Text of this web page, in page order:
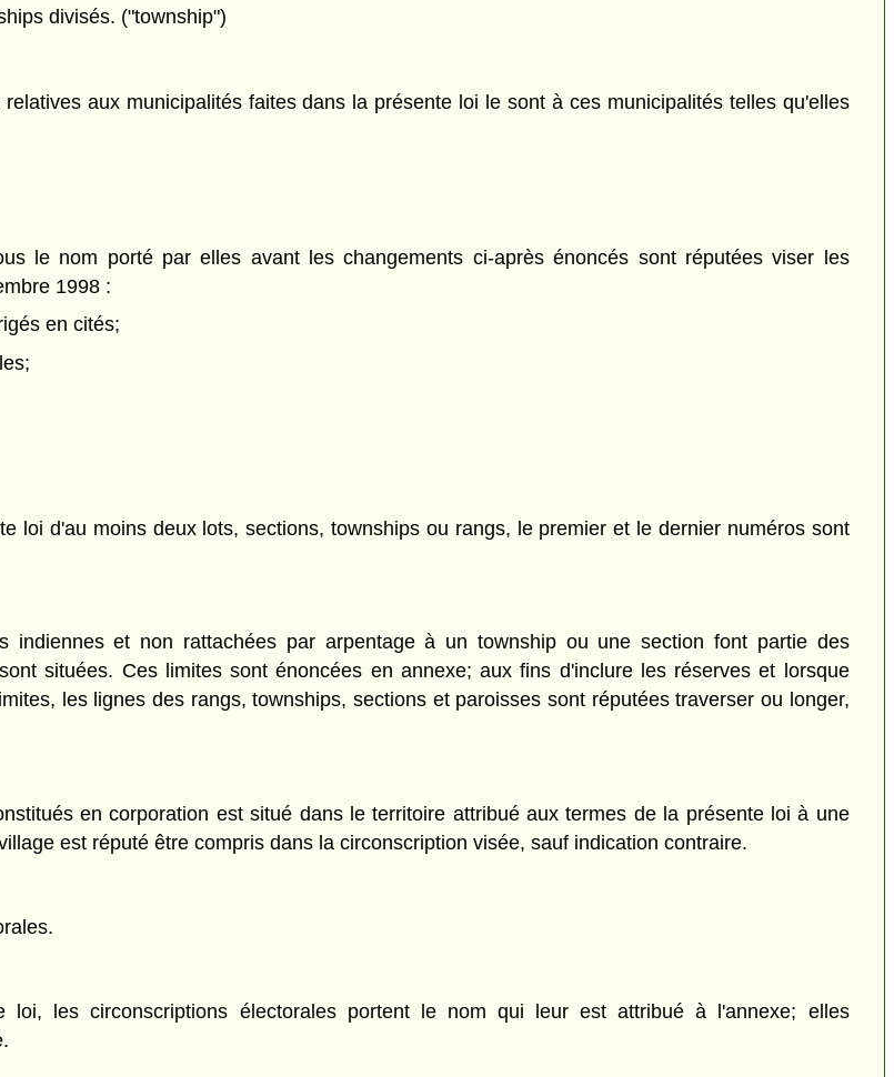
divisés. ("township")
aux municipalités faites dans la présente loi le sont à ces municipalités telles qu'elles
le nom porté par elles avant les changements ci-après énoncés sont réputées viser les
1998 :
en cités;
loi d'au moins deux lots, sections, townships ou rangs, le premier et le dernier numéros sont
indiennes et non rattachées par arpentage à un township ou une section font partie des
situées. Ces limites sont énoncées en annexe; aux fins d'inclure les réserves et lorsque
les lignes des rangs, townships, sections et paroisses sont réputées traverser ou longer,
en corporation est situé dans le territoire attribué aux termes de la présente loi à une
est réputé être compris dans la circonscription visée, sauf indication contraire.
loi, les circonscriptions électorales portent le nom qui leur est attribué à l'annexe; elles